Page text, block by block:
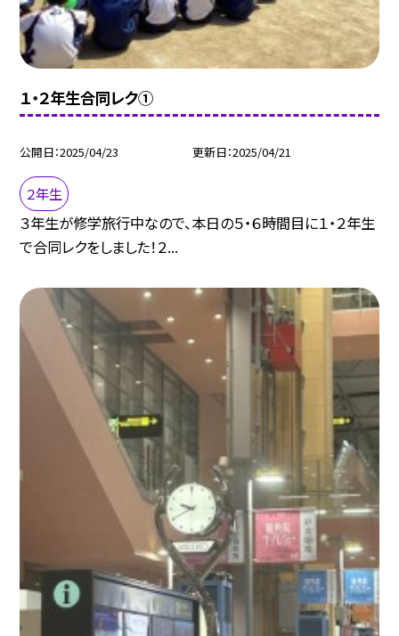
１・２年生合同レク①
公開日 2025/04/23 更新日 2025/04/21
２年生
３年生が修学旅行中なので、本日の５・６時間目に１・２年生
で合同レクをしました！２...